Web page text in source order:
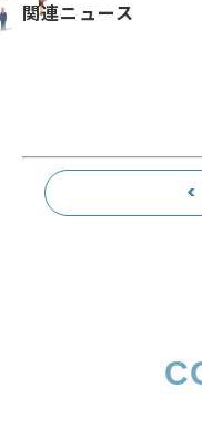
関連ニュース